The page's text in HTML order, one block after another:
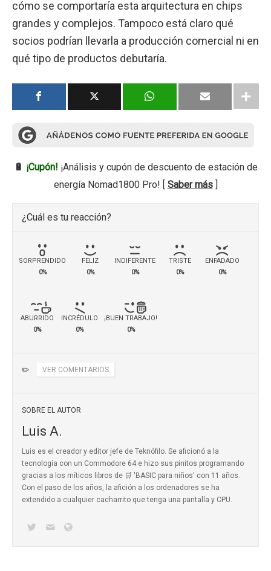
cómo se comportaría esta arquitectura en chips
grandes y complejos. Tampoco está claro qué
socios podrían llevarla a producción comercial ni en
qué tipo de productos debutaría.
🔋 ¡Cupón! ¡Análisis y cupón de descuento de estación de
energía Nomad1800 Pro! [ Saber más]
¿Cuál es tu reacción?
SORPRENDIDO
0%
FELIZ
0%
INDIFERENTE
0%
TRISTE
0%
ENFADADO
0%
ABURRIDO
0%
INCRÉDULO
0%
¡BUEN TRABAJO!
0%
✏️ VER COMENTARIOS
SOBRE EL AUTOR
Luis A.
Luis es el creador y editor jefe de Teknófilo. Se aficionó a la
tecnología con un Commodore 64 e hizo sus pinitos programando
gracias a los míticos libros de 🛒 'BASIC para niños' con 11 años.
Con el paso de los años, la afición a los ordenadores se ha
extendido a cualquier cacharrito que tenga una pantalla y CPU.